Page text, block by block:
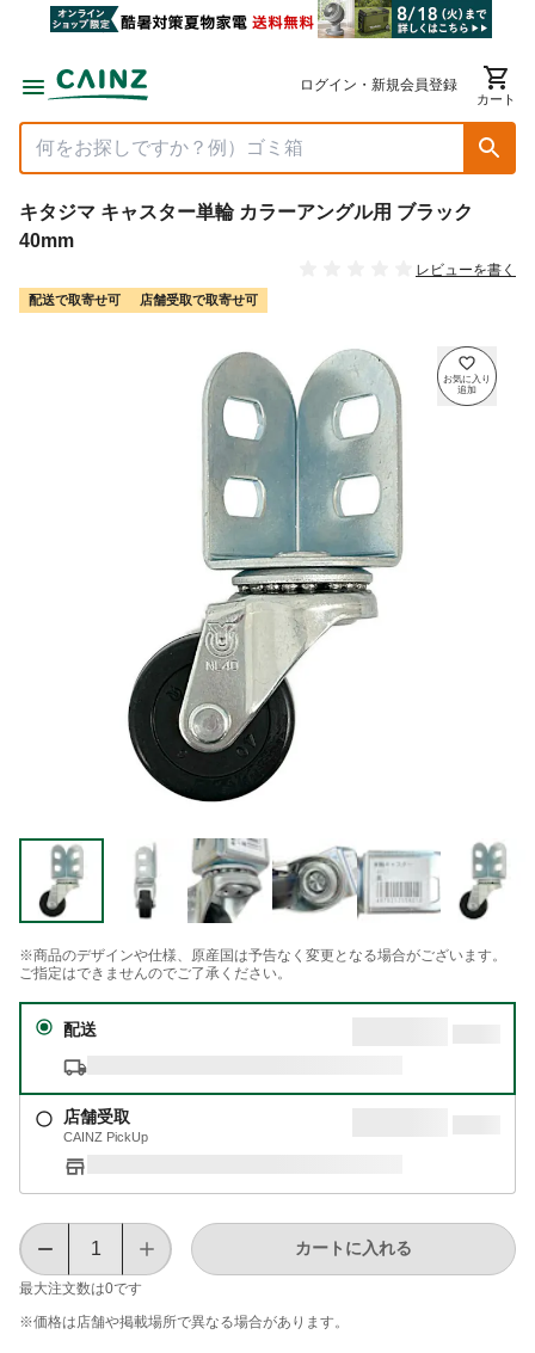
ログイン・新規会員登録
カート
キタジマ キャスター単輪 カラーアングル用 ブラック
40mm
レビューを書く
配送で取寄せ可 店舗受取で取寄せ可
※商品のデザインや仕様、原産国は予告なく変更となる場合がございます。
ご指定はできませんのでご了承ください。
配送
店舗受取
CAINZ PickUp
最大注文数は0です
カートに入れる
※価格は​店舗や​掲載場所で​異なる​場合が​あります。